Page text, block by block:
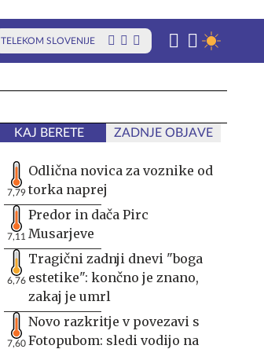
TELEKOM SLOVENIJE
KAJ BERETE ZADNJE OBJAVE
7,79
Odlična novica za voznike od
torka naprej
7,11
Predor in dača Pirc
Musarjeve
6,76
Tragični zadnji dnevi "boga
estetike": končno je znano,
zakaj je umrl
7,60
Novo razkritje v povezavi s
Fotopubom: sledi vodijo na